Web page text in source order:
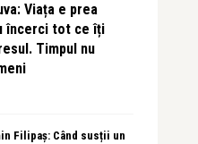
Viața e prea
încerci tot ce îți
Timpul nu
Filipaș: Când susții un